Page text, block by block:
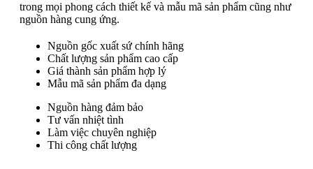
trong mọi phong cách thiết kế và mẫu mã sản phẩm cũng như
nguồn hàng cung ứng.
Nguồn gốc xuất sứ chính hãng
Chất lượng sản phẩm cao cấp
Giá thành sản phẩm hợp lý
Mẫu mã sản phẩm đa dạng
Nguồn hàng đảm bảo
Tư vấn nhiệt tình
Làm việc chuyên nghiệp
Thi công chất lượng